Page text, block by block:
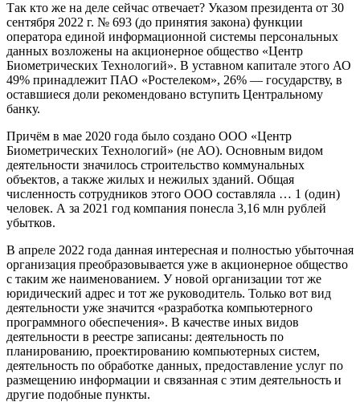
Так кто же на деле сейчас отвечает? Указом президента от 30
сентября 2022 г. № 693 (до принятия закона) функции
оператора единой информационной системы персональных
данных возложены на акционерное общество «Центр
Биометрических Технологий». В уставном капитале этого АО
49% принадлежит ПАО «Ростелеком», 26% — государству, в
оставшиеся доли рекомендовано вступить Центральному
банку.
Причём в мае 2020 года было создано ООО «Центр
Биометрических Технологий» (не АО). Основным видом
деятельности значилось строительство коммунальных
объектов, а также жилых и нежилых зданий. Общая
численность сотрудников этого ООО составляла … 1 (один)
человек. А за 2021 год компания понесла 3,16 млн рублей
убытков.
В апреле 2022 года данная интересная и полностью убыточная
организация преобразовывается уже в акционерное общество
с таким же наименованием. У новой организации тот же
юридический адрес и тот же руководитель. Только вот вид
деятельности уже значится «разработка компьютерного
программного обеспечения». В качестве иных видов
деятельности в реестре записаны: деятельность по
планированию, проектированию компьютерных систем,
деятельность по обработке данных, предоставление услуг по
размещению информации и связанная с этим деятельность и
другие подобные пункты.